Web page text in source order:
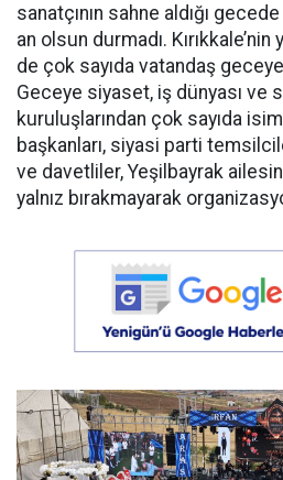
sanatçının sahne aldığı
an olsun durmadı.
de çok sayıda vatandaş
Geceye siyaset, iş dünyası ve
kuruluşlarından çok sayıda
başkanları, siyasi parti
ve davetliler, Yeşilbayrak
yalnız bırakmayarak